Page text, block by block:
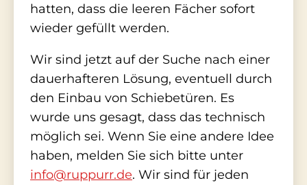
hatten, dass die leeren Fächer sofort
wieder gefüllt werden.
Wir sind jetzt auf der Suche nach einer
dauerhafteren Lösung, eventuell durch
den Einbau von Schiebetüren. Es
wurde uns gesagt, dass das technisch
möglich sei. Wenn Sie eine andere Idee
haben, melden Sie sich bitte unter
info@ruppurr.de. Wir sind für jeden